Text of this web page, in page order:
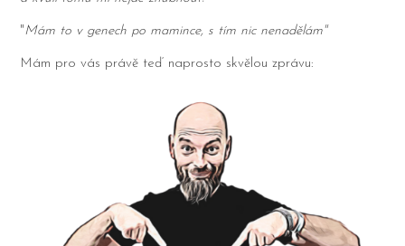
"Mám to v genech po mamince, s tím nic nenadělám"
Mám pro vás právě teď naprosto skvělou zprávu: